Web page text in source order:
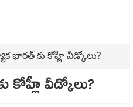
భారత్ కు కోహ్లీ వీడ్కోలు?
వీడ్కోలు?